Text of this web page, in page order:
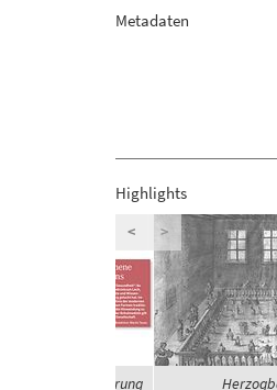
Metadaten
Highlights
und Globalisierung
< >